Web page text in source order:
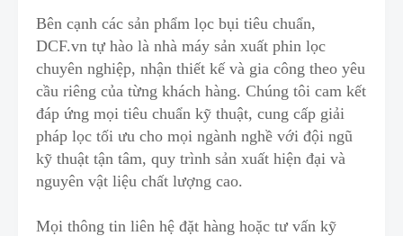
Bên cạnh các sản phẩm lọc bụi tiêu chuẩn,
DCF.vn tự hào là nhà máy sản xuất phin lọc
chuyên nghiệp, nhận thiết kế và gia công theo yêu
cầu riêng của từng khách hàng. Chúng tôi cam kết
đáp ứng mọi tiêu chuẩn kỹ thuật, cung cấp giải
pháp lọc tối ưu cho mọi ngành nghề với đội ngũ
kỹ thuật tận tâm, quy trình sản xuất hiện đại và
nguyên vật liệu chất lượng cao.
Mọi thông tin liên hệ đặt hàng hoặc tư vấn kỹ